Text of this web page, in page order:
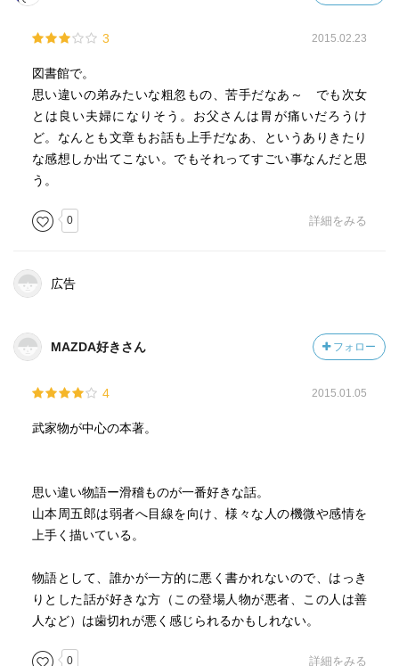
3 2015.02.23
図書館で。
思い違いの弟みたいな粗忽もの、苦手だなあ～ でも次女
とは良い夫婦になりそう。お父さんは胃が痛いだろうけ
ど。なんとも文章もお話も上手だなあ、というありきたり
な感想しか出てこない。でもそれってすごい事なんだと思
う。
0 詳細をみる
広告
MAZDA好きさん フォロー
4 2015.01.05
武家物が中心の本著。
思い違い物語ー滑稽ものが一番好きな話。
山本周五郎は弱者へ目線を向け、様々な人の機微や感情を
上手く描いている。
物語として、誰かが一方的に悪く書かれないので、はっき
りとした話が好きな方（この登場人物が悪者、この人は善
人など）は歯切れが悪く感じられるかもしれない。
0 詳細をみる